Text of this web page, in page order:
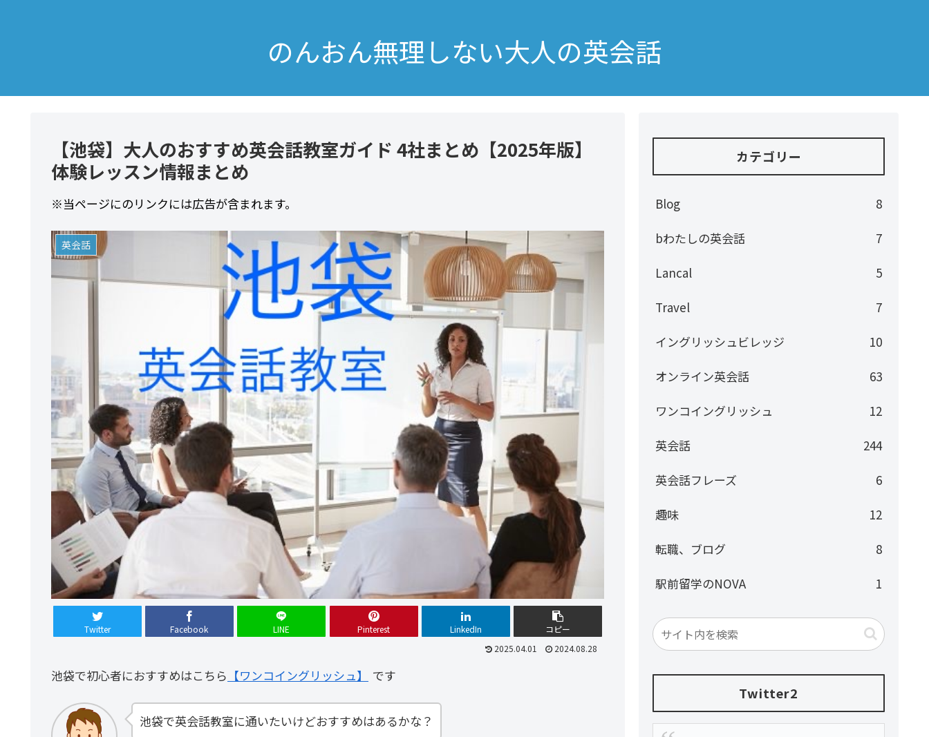
のんおん無理しない大人の英会話
【池袋】大人のおすすめ英会話教室ガイド 4社まとめ【2025年版】
体験レッスン情報まとめ
※当ページにのリンクには広告が含まれます。
英会話
Twitter Facebook LINE Pinterest LinkedIn
コピー
2025.04.01
2024.08.28
池袋で初心者におすすめはこちら 【ワンコイングリッシュ】 です
池袋で英会話教室に通いたいけどおすすめはあるかな？
カテゴリー
Blog
8
bわたしの英会話
7
Lancal
5
Travel
7
イングリッシュビレッジ
10
オンライン英会話
63
ワンコイングリッシュ
12
英会話
244
英会話フレーズ
6
趣味
12
転職、ブログ
8
駅前留学のNOVA
1
Twitter2